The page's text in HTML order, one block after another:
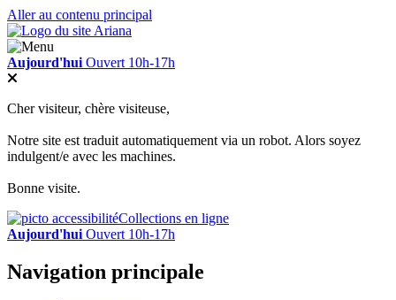
Aller au contenu principal
Aujourd'hui Ouvert 10h-17h
Cher visiteur, chère visiteuse,
Notre site est traduit automatiquement via un robot. Alors soyez
indulgent/e avec les machines.
Bonne visite.
Collections en ligne
Aujourd'hui Ouvert 10h-17h
Navigation principale